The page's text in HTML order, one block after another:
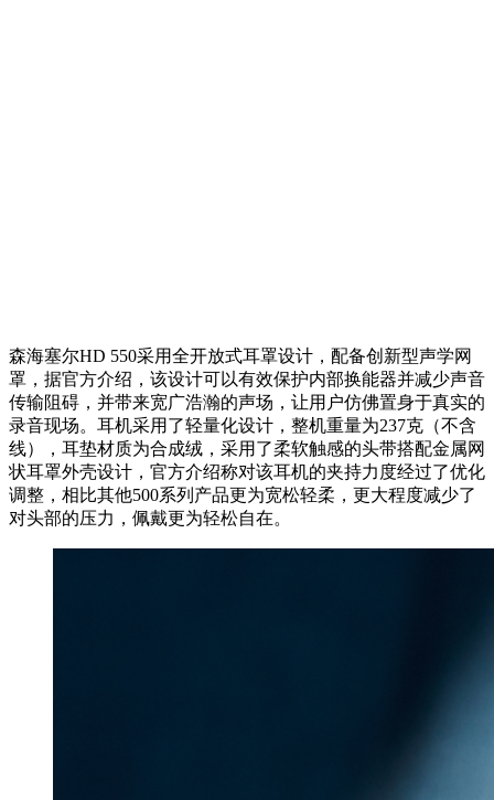
森海塞尔HD 550采用全开放式耳罩设计，配备创新型声学网
罩，据官方介绍，该设计可以有效保护内部换能器并减少声音
传输阻碍，并带来宽广浩瀚的声场，让用户仿佛置身于真实的
录音现场。耳机采用了轻量化设计，整机重量为237克（不含
线），耳垫材质为合成绒，采用了柔软触感的头带搭配金属网
状耳罩外壳设计，官方介绍称对该耳机的夹持力度经过了优化
调整，相比其他500系列产品更为宽松轻柔，更大程度减少了
对头部的压力，佩戴更为轻松自在。